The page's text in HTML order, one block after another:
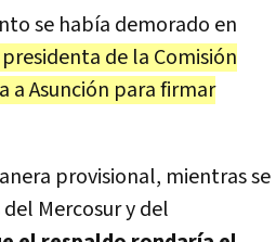
se había demorado en
de la Comisión
a Asunción para firmar
provisional, mientras se
Mercosur y del